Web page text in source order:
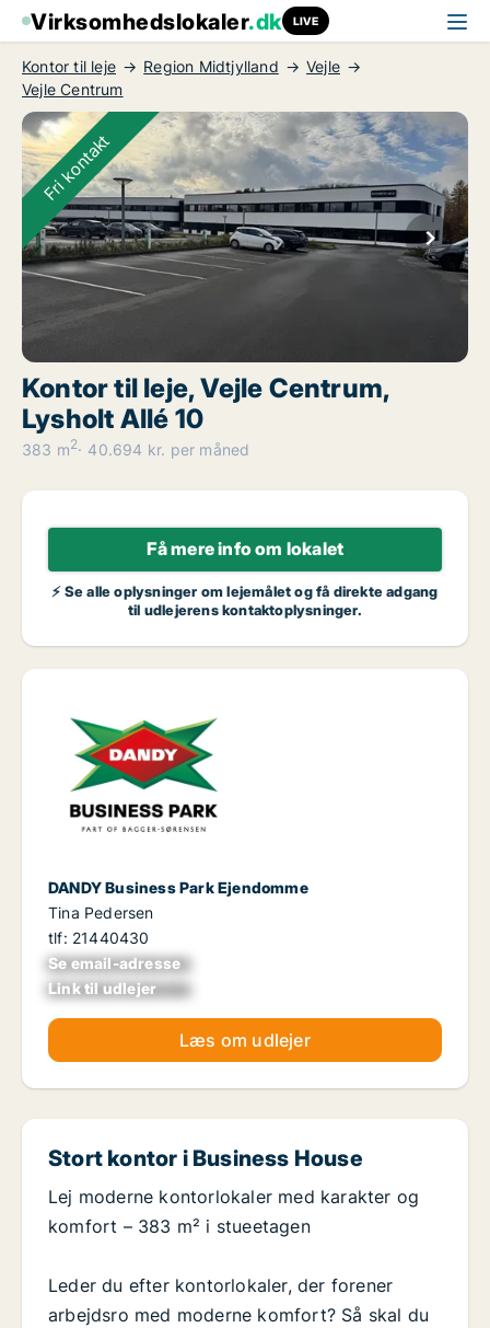
Virksomhedslokaler.dk LIVE
Kontor til leje Region Midtjylland
Vejle
Vejle Centrum
Fri kontakt
Kontor til leje, Vejle Centrum,
Lysholt Allé 10
383 m2 40.694 kr. per måned
Få mere info om lokalet
⚡ Se alle oplysninger om lejemålet og få direkte adgang
til udlejerens kontaktoplysninger.
DANDY Business Park Ejendomme
Tina Pedersen
tlf: 21440430
Se email-adresse
xxxxxxxxxxxxxxxx
Link til udlejer
xxxxxxxxxxxxxxxx
Læs om udlejer
Stort kontor i Business House
Lej moderne kontorlokaler med karakter og
komfort – 383 m² i stueetagen
Leder du efter kontorlokaler, der forener
arbejdsro med moderne komfort? Så skal du